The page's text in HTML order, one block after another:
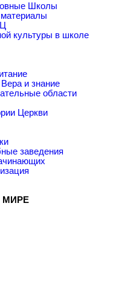
Школы
культуры в школе
и знание
области
Церкви
заведения
МИРЕ